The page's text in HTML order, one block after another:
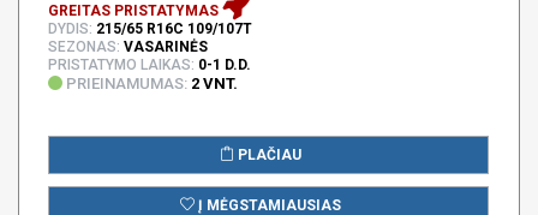
GREITAS PRISTATYMAS
DYDIS: 215/65 R16C 109/107T
SEZONAS: VASARINĖS
PRISTATYMO LAIKAS: 0-1 D.D.
PRIEINAMUMAS: 2 VNT.
PLAČIAU
Į MĖGSTAMIAUSIAS